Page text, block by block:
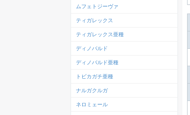
ムフェトジーヴァ
ティガレックス
ティガレックス亜種
ディノバルド
ディノバルド亜種
トビカガチ亜種
ナルガクルガ
ネロミェール